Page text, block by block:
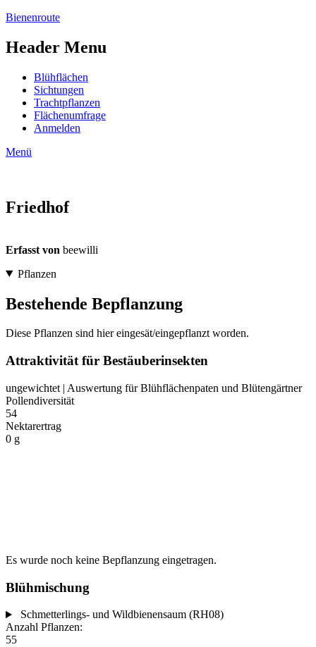
Bienenroute
Header Menu
Blühflächen
Sichtungen
Trachtpflanzen
Flächenumfrage
Anmelden
Menü
Friedhof
Erfasst von beewilli
Pflanzen
Bestehende Bepflanzung
Diese Pflanzen sind hier eingesät/eingepflanzt worden.
Attraktivität für Bestäuberinsekten
ungewichtet | Auswertung für Blühflächenpaten und Blütengärtner
Pollendiversität
54
Nektarertrag
0 g
Es wurde noch keine Bepflanzung eingetragen.
Blühmischung
Schmetterlings- und Wildbienensaum (RH08)
Anzahl Pflanzen:
55